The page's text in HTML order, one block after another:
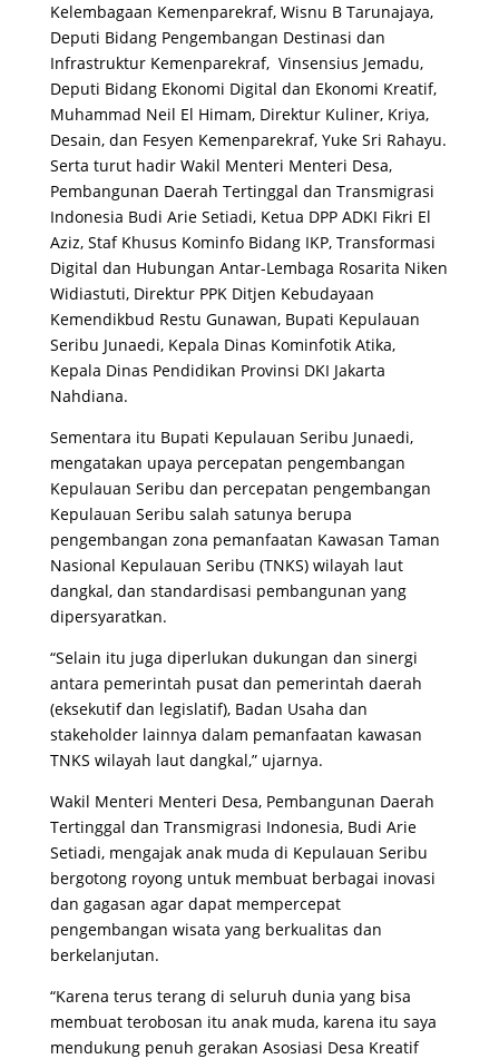
Kelembagaan Kemenparekraf, Wisnu B Tarunajaya,
Deputi Bidang Pengembangan Destinasi dan
Infrastruktur Kemenparekraf, Vinsensius Jemadu,
Deputi Bidang Ekonomi Digital dan Ekonomi Kreatif,
Muhammad Neil El Himam, Direktur Kuliner, Kriya,
Desain, dan Fesyen Kemenparekraf, Yuke Sri Rahayu.
Serta turut hadir Wakil Menteri Menteri Desa,
Pembangunan Daerah Tertinggal dan Transmigrasi
Indonesia Budi Arie Setiadi, Ketua DPP ADKI Fikri El
Aziz, Staf Khusus Kominfo Bidang IKP, Transformasi
Digital dan Hubungan Antar-Lembaga Rosarita Niken
Widiastuti, Direktur PPK Ditjen Kebudayaan
Kemendikbud Restu Gunawan, Bupati Kepulauan
Seribu Junaedi, Kepala Dinas Kominfotik Atika,
Kepala Dinas Pendidikan Provinsi DKI Jakarta
Nahdiana.
Sementara itu Bupati Kepulauan Seribu Junaedi,
mengatakan upaya percepatan pengembangan
Kepulauan Seribu dan percepatan pengembangan
Kepulauan Seribu salah satunya berupa
pengembangan zona pemanfaatan Kawasan Taman
Nasional Kepulauan Seribu (TNKS) wilayah laut
dangkal, dan standardisasi pembangunan yang
dipersyaratkan.
“Selain itu juga diperlukan dukungan dan sinergi
antara pemerintah pusat dan pemerintah daerah
(eksekutif dan legislatif), Badan Usaha dan
stakeholder lainnya dalam pemanfaatan kawasan
TNKS wilayah laut dangkal,” ujarnya.
Wakil Menteri Menteri Desa, Pembangunan Daerah
Tertinggal dan Transmigrasi Indonesia, Budi Arie
Setiadi, mengajak anak muda di Kepulauan Seribu
bergotong royong untuk membuat berbagai inovasi
dan gagasan agar dapat mempercepat
pengembangan wisata yang berkualitas dan
berkelanjutan.
“Karena terus terang di seluruh dunia yang bisa
membuat terobosan itu anak muda, karena itu saya
mendukung penuh gerakan Asosiasi Desa Kreatif